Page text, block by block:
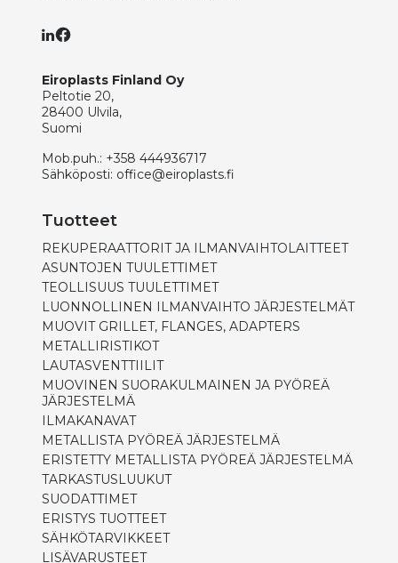
Eiroplasts Finland Oy
Peltotie 20,
28400 Ulvila,
Suomi
Mob.puh.: +358 444936717
Sähköposti: office@eiroplasts.fi
Tuotteet
REKUPERAATTORIT JA ILMANVAIHTOLAITTEET
ASUNTOJEN TUULETTIMET
TEOLLISUUS TUULETTIMET
LUONNOLLINEN ILMANVAIHTO JÄRJESTELMÄT
MUOVIT GRILLET, FLANGES, ADAPTERS
METALLIRISTIKOT
LAUTASVENTTIILIT
MUOVINEN SUORAKULMAINEN JA PYÖREÄ
JÄRJESTELMÄ
ILMAKANAVAT
METALLISTA PYÖREÄ JÄRJESTELMÄ
ERISTETTY METALLISTA PYÖREÄ JÄRJESTELMÄ
TARKASTUSLUUKUT
SUODATTIMET
ERISTYS TUOTTEET
SÄHKÖTARVIKKEET
LISÄVARUSTEET